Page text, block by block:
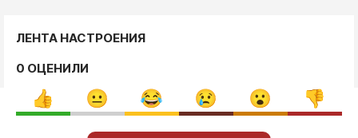
ЛЕНТА НАСТРОЕНИЯ
0 ОЦЕНИЛИ